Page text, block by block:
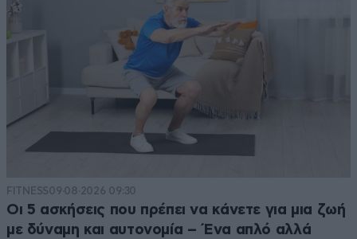
FITNESS09·08·2026 09:30
Οι 5 ασκήσεις που πρέπει να κάνετε για μια ζωή
με δύναμη και αυτονομία – Ένα απλό αλλά